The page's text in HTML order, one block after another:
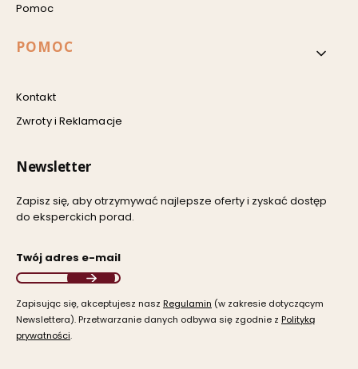
Pomoc
POMOC
Kontakt
Zwroty i Reklamacje
Newsletter
Zapisz się, aby otrzymywać najlepsze oferty i zyskać dostęp
do eksperckich porad.
Twój adres e-mail
Zapisując się, akceptujesz nasz ​ Regulamin ​​​ (w zakresie dotyczącym
Newslettera). Przetwarzanie danych odbywa się zgodnie z ​ Polityką
prywatności​​​.